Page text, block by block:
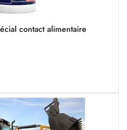
contact alimentaire